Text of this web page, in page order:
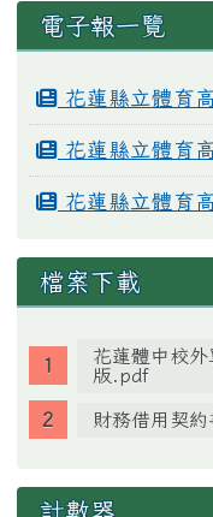
電子報一覽
花蓮縣立體育
花蓮縣立體育
花蓮縣立體育
檔案下載
花蓮體中校
版.pdf
財務借用契
計數器